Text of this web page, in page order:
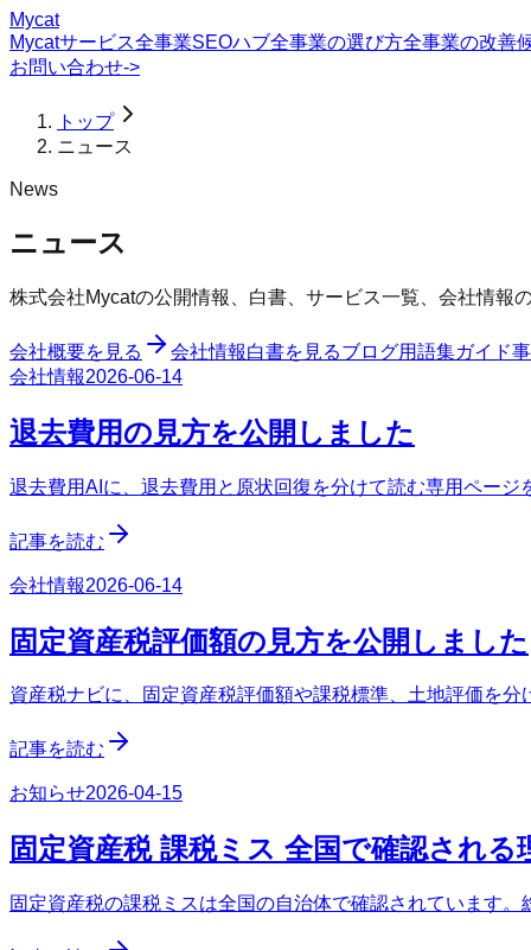
Mycat
Mycatサービス全事業SEOハブ全事業の選び方全事業の改善
お問い合わせ->
トップ
ニュース
News
ニュース
株式会社Mycatの公開情報、白書、サービス一覧、会社情報
会社概要を見る 会社情報白書を見るブログ用語集ガイド
会社情報2026-06-14
退去費用の見方を公開しました
退去費用AIに、退去費用と原状回復を分けて読む専用ページ
記事を読む
会社情報2026-06-14
固定資産税評価額の見方を公開しました
資産税ナビに、固定資産税評価額や課税標準、土地評価を
記事を読む
お知らせ2026-04-15
固定資産税 課税ミス 全国で確認され
固定資産税の課税ミスは全国の自治体で確認されています